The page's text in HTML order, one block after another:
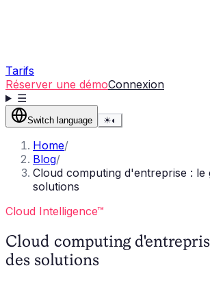
Tarifs
Réserver une démoConnexion
☰
Switch language ☀◐
Home/
Blog/
Cloud computing d'entreprise : le
solutions
Cloud Intelligence™
Cloud computing
des solutions